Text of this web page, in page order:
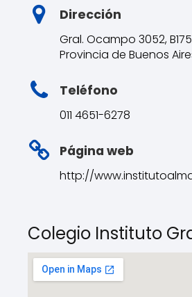
Dirección
Gral. Ocampo 3052,
Provincia de Buenos
Teléfono
011 4651-6278
Página web
http://
Colegio Instituto